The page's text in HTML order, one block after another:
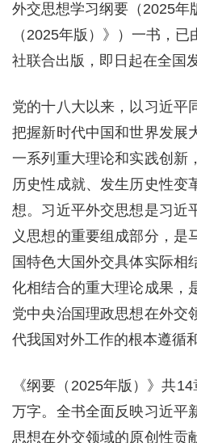
外交思想学习纲要（2025年
（2025年版）》）一书，
社联合出版，即日起在全国
党的十八大以来，以习近平
把握新时代中国和世界发展
一系列重大理论和实践创新
历史性成就、发生历史性变
想。习近平外交思想是习近
义思想的重要组成部分，是
国特色大国外交具体实际相
化相结合的重大理论成果，
党中央治国理政思想在外交
代我国对外工作的根本遵循
《纲要（2025年版）》共
万字。全书全面反映习近平
思想在外交领域的原创性贡